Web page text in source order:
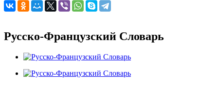
Русско-Французский Словарь